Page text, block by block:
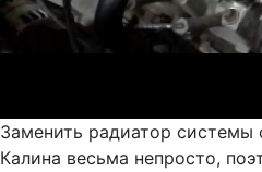
Заменить радиатор системы
Калина весьма непросто,